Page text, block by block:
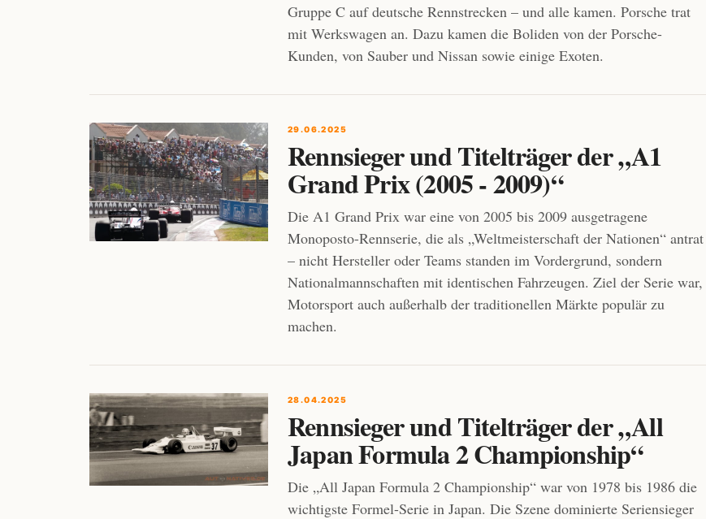
Gruppe C auf deutsche Rennstrecken – und alle kamen. Porsche trat
mit Werkswagen an. Dazu kamen die Boliden von der Porsche-
Kunden, von Sauber und Nissan sowie einige Exoten.
29.06.2025
Rennsieger und Titelträger der „A1
Grand Prix (2005 - 2009)“
Die A1 Grand Prix war eine von 2005 bis 2009 ausgetragene
Monoposto-Rennserie, die als „Weltmeisterschaft der Nationen“ antrat
– nicht Hersteller oder Teams standen im Vordergrund, sondern
Nationalmannschaften mit identischen Fahrzeugen. Ziel der Serie war,
Motorsport auch außerhalb der traditionellen Märkte populär zu
machen.
28.04.2025
Rennsieger und Titelträger der „All
Japan Formula 2 Championship“
Die „All Japan Formula 2 Championship“ war von 1978 bis 1986 die
wichtigste Formel-Serie in Japan. Die Szene dominierte Seriensieger